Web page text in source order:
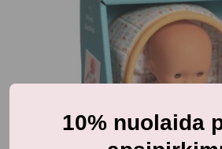
10% nuolaida